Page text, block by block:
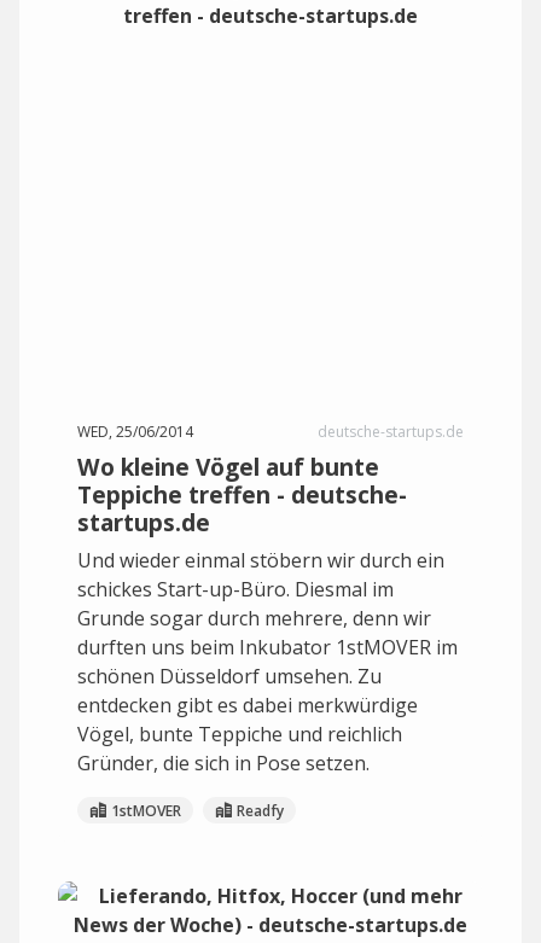
WED, 25/06/2014 deutsche-startups.de
Wo kleine Vögel auf bunte
Teppiche treffen - deutsche-
startups.de
Und wieder einmal stöbern wir durch ein
schickes Start-up-Büro. Diesmal im
Grunde sogar durch mehrere, denn wir
durften uns beim Inkubator 1stMOVER im
schönen Düsseldorf umsehen. Zu
entdecken gibt es dabei merkwürdige
Vögel, bunte Teppiche und reichlich
Gründer, die sich in Pose setzen.
1stMOVER Readfy